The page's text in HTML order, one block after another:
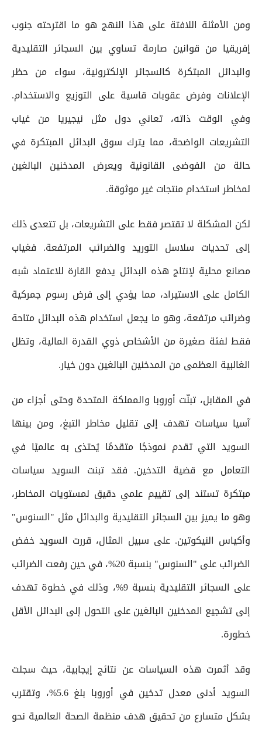
ومن الأمثلة اللافتة على هذا النهج هو ما اقترحته جنوب
إفريقيا من قوانين صارمة تساوي بين السجائر التقليدية
والبدائل المبتكرة كالسجائر الإلكترونية، سواء من حظر
الإعلانات وفرض عقوبات قاسية على التوزيع والاستخدام.
وفي الوقت ذاته، تعاني دول مثل نيجيريا من غياب
التشريعات الواضحة، مما يترك سوق البدائل المبتكرة في
حالة من الفوضى القانونية ويعرض المدخنين البالغين
لمخاطر استخدام منتجات غير موثوقة.
لكن المشكلة لا تقتصر فقط على التشريعات، بل تتعدى ذلك
إلى تحديات سلاسل التوريد والضرائب المرتفعة. فغياب
مصانع محلية لإنتاج هذه البدائل يدفع القارة للاعتماد شبه
الكامل على الاستيراد، مما يؤدي إلى فرض رسوم جمركية
وضرائب مرتفعة، وهو ما يجعل استخدام هذه البدائل متاحة
فقط لفئة صغيرة من الأشخاص ذوي القدرة المالية، وتظل
الغالبية العظمى من المدخنين البالغين دون خيار.
في المقابل، تبنّت أوروبا والمملكة المتحدة وحتى أجزاء من
آسيا سياسات تهدف إلى تقليل مخاطر التبغ، ومن بينها
السويد التي تقدم نموذجًا متقدمًا يُحتذى به عالميًا في
التعامل مع قضية التدخين. فقد تبنت السويد سياسات
مبتكرة تستند إلى تقييم علمي دقيق لمستويات المخاطر،
وهو ما يميز بين السجائر التقليدية والبدائل مثل "السنوس"
وأكياس النيكوتين. على سبيل المثال، قررت السويد خفض
الضرائب على "السنوس" بنسبة 20%، في حين رفعت الضرائب
على السجائر التقليدية بنسبة 9%، وذلك في خطوة تهدف
إلى تشجيع المدخنين البالغين على التحول إلى البدائل الأقل
خطورة.
وقد أثمرت هذه السياسات عن نتائج إيجابية، حيث سجلت
السويد أدنى معدل تدخين في أوروبا بلغ 5.6%، وتقترب
بشكل متسارع من تحقيق هدف منظمة الصحة العالمية نحو